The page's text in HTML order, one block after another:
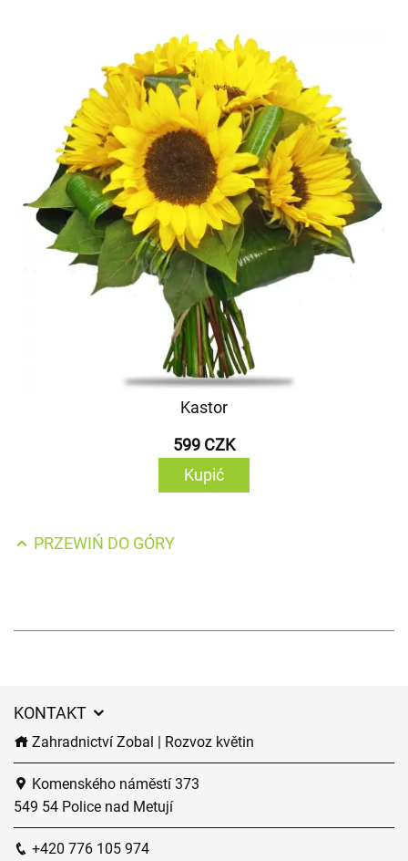
Kastor
599 CZK
Kupić
PRZEWIŃ DO GÓRY
KONTAKT
Zahradnictví Zobal | Rozvoz květin
Komenského náměstí 373
549 54 Police nad Metují
+420 776 105 974